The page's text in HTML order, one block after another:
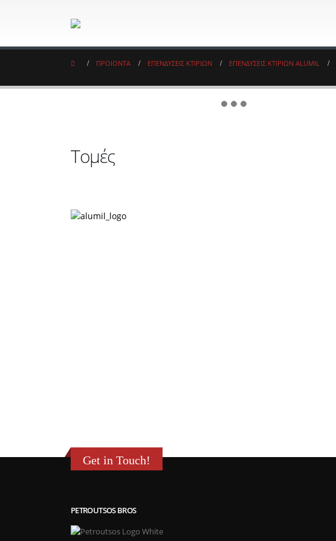
ΠΡΟΙΟΝΤΑ ΕΠΕΝΔΥΣΕΙΣ ΚΤΙΡΙΩΝ ΕΠΕΝΔΥΣΕΙΣ ΚΤΙΡΙΩΝ ALUMIL
Τομές
Get in Touch!
PETROUTSOS BROS